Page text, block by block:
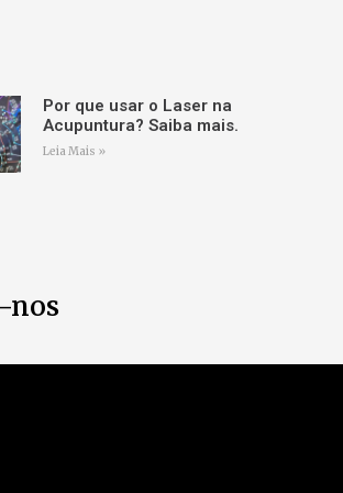
Por que usar o Laser na
Acupuntura? Saiba mais.
Leia Mais »
nos